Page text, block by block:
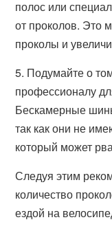
полос или
от проколов. Это
проколы и
5. Подумайте о
профессионалу
Бескамерные
так как они не
который может
Следуя этим
количество
ездой на